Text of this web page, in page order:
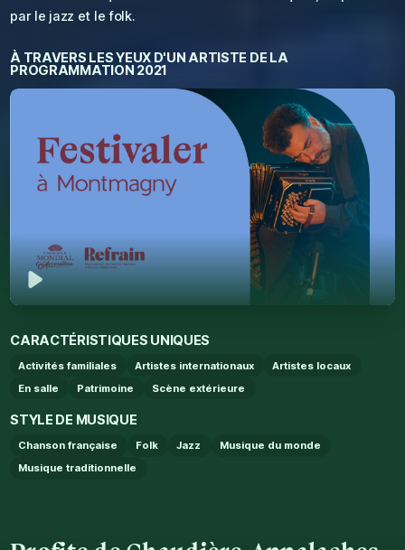
par le jazz et le folk.
À TRAVERS LES YEUX D'UN ARTISTE DE LA
PROGRAMMATION 2021
CARACTÉRISTIQUES UNIQUES
Activités familiales Artistes internationaux
Artistes locaux
En salle
Patrimoine Scène extérieure
STYLE DE MUSIQUE
Chanson française Folk Jazz
Musique du monde
Musique traditionnelle